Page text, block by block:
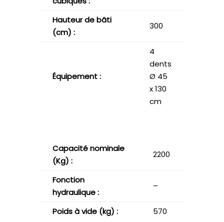
Hauteur de bâti
(cm) :
300
Équipement :
4
dents
Ø 45
x 130
cm
Capacité nominale
(Kg) :
2200
Fonction
hydraulique :
–
Poids à vide (kg) : 570